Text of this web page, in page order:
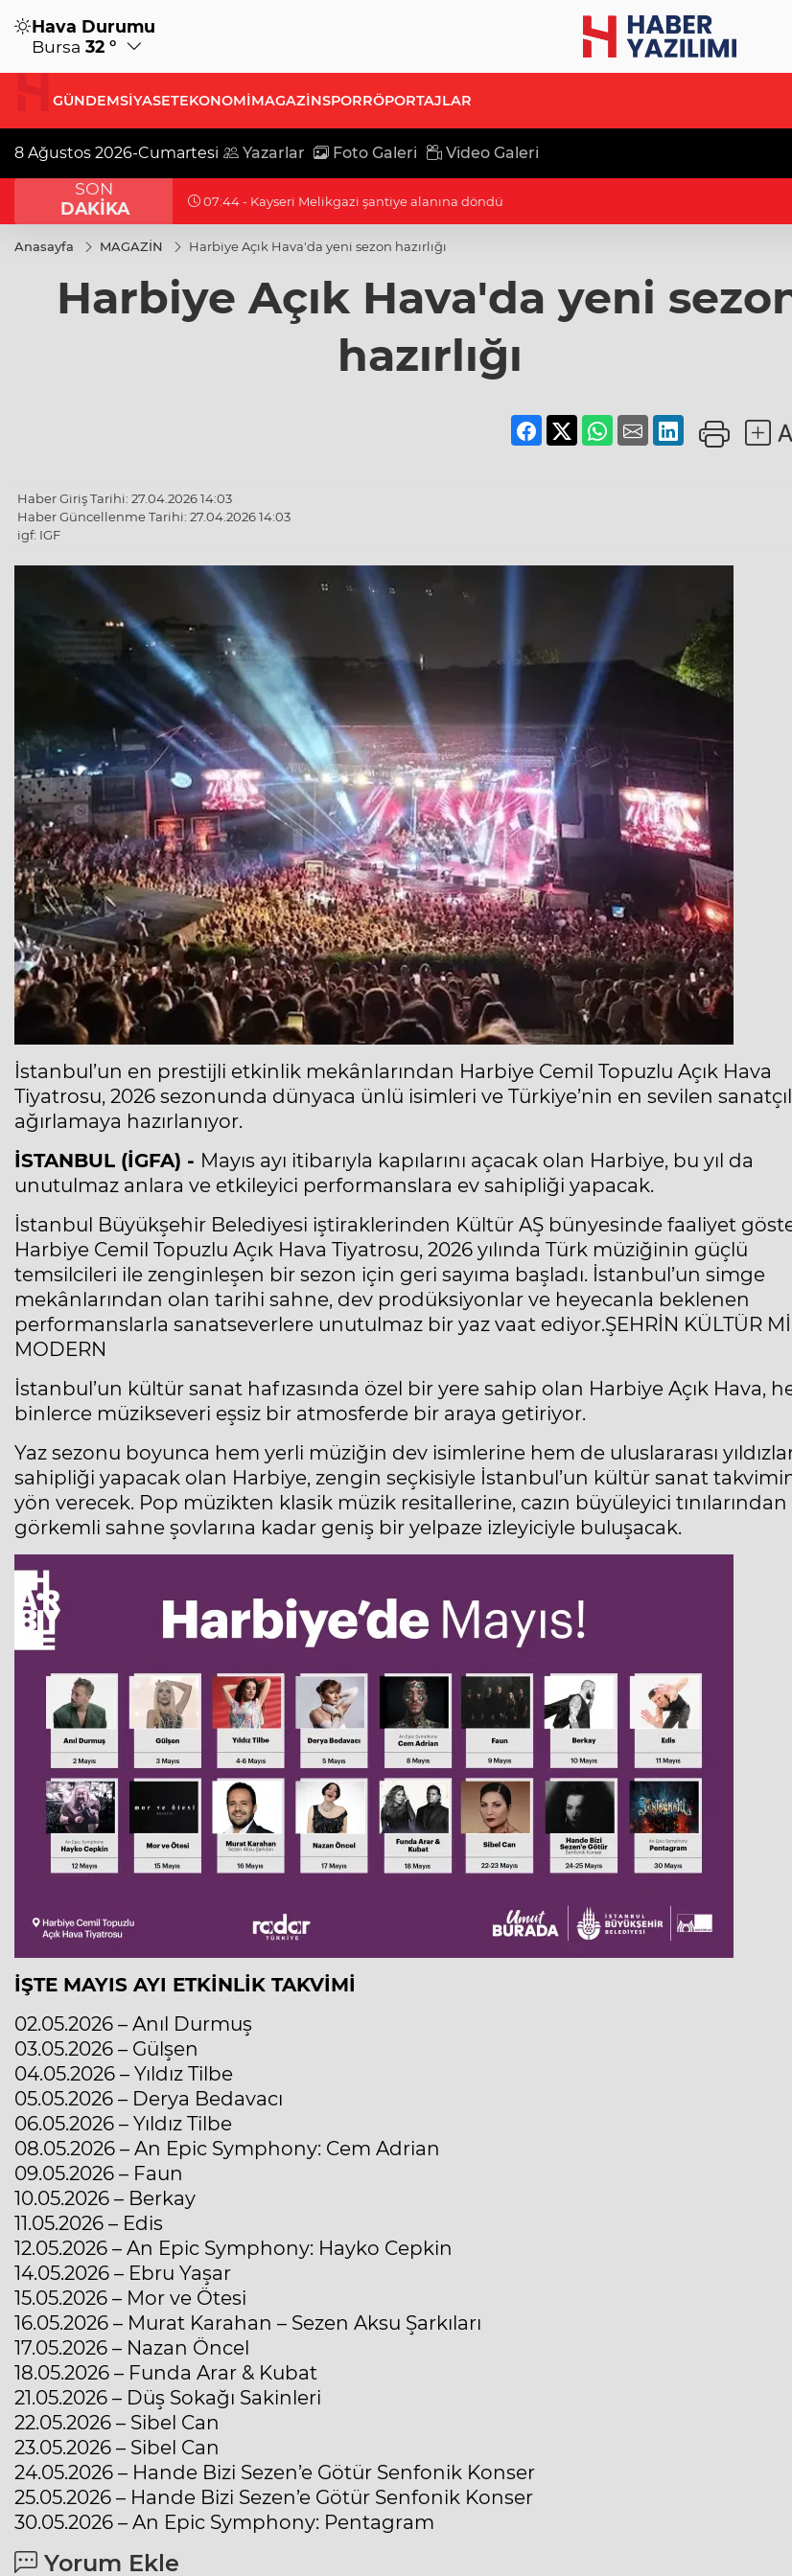
Hava Durumu
Bursa 32 °
GÜNDEMSİYASETEKONOMİMAGAZİNSPORRÖPORTAJLAR
8 Ağustos 2026-Cumartesi Yazarlar Foto Galeri Video Galeri
SON
DAKİKA
07:12 - Antikacılar Kayseri Talas'ta buluşuyor
Anasayfa MAGAZİN Harbiye Açık Hava'da yeni sezon hazırlığı
Harbiye Açık Hava'da yeni
hazırlığı
Haber Giriş Tarihi: 27.04.2026 14:03
Haber Güncellenme Tarihi: 27.04.2026 14:03
igf: IGF
İstanbul’un en prestijli etkinlik mekânlarından Harbiye Cemil Topuzlu Açık Hava
Tiyatrosu, 2026 sezonunda dünyaca ünlü isimleri ve Türkiye’nin en sevilen
ağırlamaya hazırlanıyor.
İSTANBUL (İGFA) - Mayıs ayı itibarıyla kapılarını açacak olan Harbiye, bu yıl da
unutulmaz anlara ve etkileyici performanslara ev sahipliği yapacak.
İstanbul Büyükşehir Belediyesi iştiraklerinden Kültür AŞ bünyesinde faaliyet
Harbiye Cemil Topuzlu Açık Hava Tiyatrosu, 2026 yılında Türk müziğinin güçlü
temsilcileri ile zenginleşen bir sezon için geri sayıma başladı. İstanbul’un simge
mekânlarından olan tarihi sahne, dev prodüksiyonlar ve heyecanla beklenen
performanslarla sanatseverlere unutulmaz bir yaz vaat ediyor.ŞEHRİN KÜLTÜR
MODERN
İstanbul’un kültür sanat hafızasında özel bir yere sahip olan Harbiye Açık Hava,
binlerce müzikseveri eşsiz bir atmosferde bir araya getiriyor.
Yaz sezonu boyunca hem yerli müziğin dev isimlerine hem de uluslararası
sahipliği yapacak olan Harbiye, zengin seçkisiyle İstanbul’un kültür sanat
yön verecek. Pop müzikten klasik müzik resitallerine, cazın büyüleyici tınılarından
görkemli sahne şovlarına kadar geniş bir yelpaze izleyiciyle buluşacak.
İŞTE MAYIS AYI ETKİNLİK TAKVİMİ
02.05.2026 – Anıl Durmuş
03.05.2026 – Gülşen
04.05.2026 – Yıldız Tilbe
05.05.2026 – Derya Bedavacı
06.05.2026 – Yıldız Tilbe
08.05.2026 – An Epic Symphony: Cem Adrian
09.05.2026 – Faun
10.05.2026 – Berkay
11.05.2026 – Edis
12.05.2026 – An Epic Symphony: Hayko Cepkin
14.05.2026 – Ebru Yaşar
15.05.2026 – Mor ve Ötesi
16.05.2026 – Murat Karahan – Sezen Aksu Şarkıları
17.05.2026 – Nazan Öncel
18.05.2026 – Funda Arar & Kubat
21.05.2026 – Düş Sokağı Sakinleri
22.05.2026 – Sibel Can
23.05.2026 – Sibel Can
24.05.2026 – Hande Bizi Sezen’e Götür Senfonik Konser
25.05.2026 – Hande Bizi Sezen’e Götür Senfonik Konser
30.05.2026 – An Epic Symphony: Pentagram
Yorum Ekle